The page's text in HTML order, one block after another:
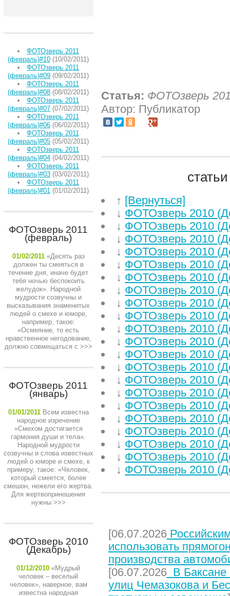
ФОТОзверь 2011
(февраль)#10 (10/02/2011)
ФОТОзверь 2011
(февраль)#09 (09/02/2011)
ФОТОзверь 2011
(февраль)#08 (08/02/2011)
ФОТОзверь 2011
(февраль)#07 (07/02/2011)
ФОТОзверь 2011
(февраль)#06 (06/02/2011)
ФОТОзверь 2011
(февраль)#05 (05/02/2011)
ФОТОзверь 2011
(февраль)#04 (04/02/2011)
ФОТОзверь 2011
(февраль)#03 (03/02/2011)
ФОТОзверь 2011
(февраль)#01 (01/02/2011)
ФОТОзверь 2011
(февраль)
01/02/2011 «Десять раз
должен ты смеяться в
течение дня, иначе будет
тебя ночью беспокоить
желудок». Народной
мудрости созвучны и
высказывания знаменитых
людей о смехе и юморе,
например, такое:
«Осмеяние, то есть
нравственное негодование,
должно совмещаться с >>>
ФОТОзверь 2011
(январь)
01/01/2011 Всем известна
народное изречение
«Смехом достигается
гармония души и тела».
Народной мудрости
созвучны и слова известных
людей о юморе и смехе, к
примеру, такое: «Человек,
который смеется, более
смешон, нежели его жертва.
Для жертвоприношения
нужны>>>
ФОТОзверь 2010
(Декабрь)
01/12/2010 «Мудрый
человек – веселый
человек», наверное, вам
известна народная
Статья: ФОТОзверь
Автор: Публикатор
↑ [Вернуться]
↓ ФОТОзверь 2010
↓ ФОТОзверь 2010
↓ ФОТОзверь 2010
↓ ФОТОзверь 2010
↓ ФОТОзверь 2010
↓ ФОТОзверь 2010
↓ ФОТОзверь 2010
↓ ФОТОзверь 2010
↓ ФОТОзверь 2010
↓ ФОТОзверь 2010
↓ ФОТОзверь 2010
↓ ФОТОзверь 2010
↓ ФОТОзверь 2010
↓ ФОТОзверь 2010
↓ ФОТОзверь 2010
↓ ФОТОзверь 2010
↓ ФОТОзверь 2010
↓ ФОТОзверь 2010
↓ ФОТОзверь 2010
↓ ФОТОзверь 2010
↓ ФОТОзверь 2010
[06.07.2026
использовать
производства
[06.07.2026В Баксане
улиц Чемазокова и